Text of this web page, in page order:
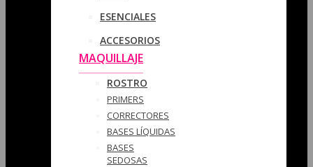
ESENCIALES
ACCESORIOS
MAQUILLAJE
ROSTRO
PRIMERS
CORRECTORES
BASES LÍQUIDAS
BASES
SEDOSAS